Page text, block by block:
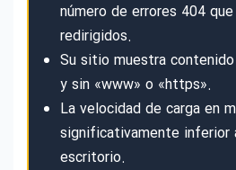
número de errores 404
redirigidos.
Su sitio muestra
y sin «www» o «https».
La velocidad de carga en
significativamente inferior
escritorio.